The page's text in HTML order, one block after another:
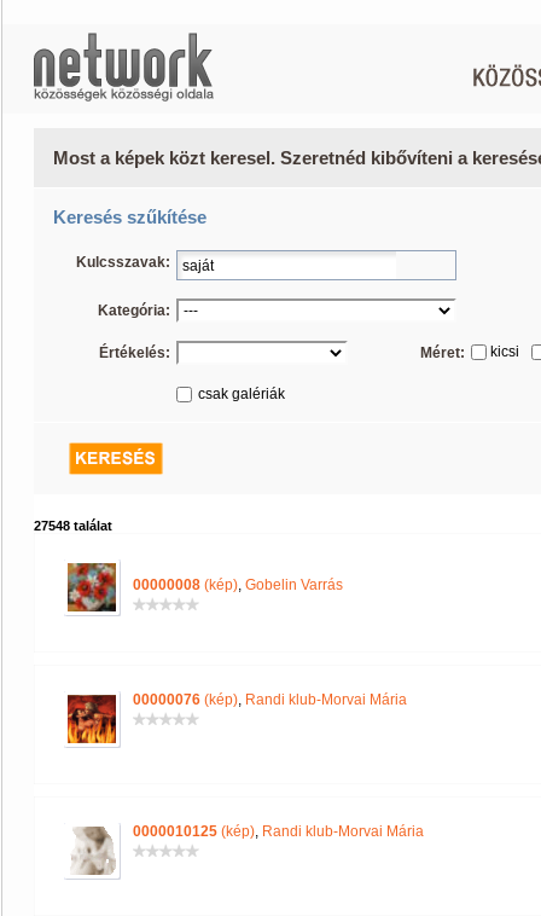
Most a képek közt keresel. Szeretnéd kibővíteni a
Keresés szűkítése
Kulcsszavak:
Kategória:
Értékelés: Méret: kicsi
csak galériák
27548 találat
00000008 (kép), Gobelin Varrás
00000076 (kép), Randi klub-Morvai Mária
0000010125 (kép), Randi klub-Morvai Mária